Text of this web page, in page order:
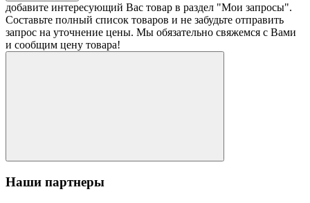
добавите интересующий Вас товар в раздел "Мои запросы".
Составьте полный список товаров и не забудьте отправить
запрос на уточнение цены. Мы обязательно свяжемся с Вами
и сообщим цену товара!
Наши партнеры